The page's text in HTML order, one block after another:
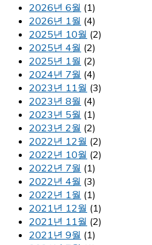
2026년 6월 (1)
2026년 1월 (4)
2025년 10월 (2)
2025년 4월 (2)
2025년 1월 (2)
2024년 7월 (4)
2023년 11월 (3)
2023년 8월 (4)
2023년 5월 (1)
2023년 2월 (2)
2022년 12월 (2)
2022년 10월 (2)
2022년 7월 (1)
2022년 4월 (3)
2022년 1월 (1)
2021년 12월 (1)
2021년 11월 (2)
2021년 9월 (1)